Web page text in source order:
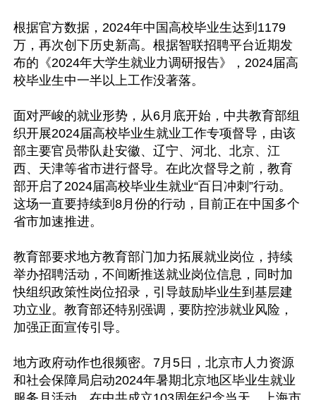
根据官方数据，2024年中国高校毕业生达到1179
万，再次创下历史新高。根据智联招聘平台近期发
布的《2024年大学生就业力调研报告》，2024届高
校毕业生中一半以上工作没著落。
面对严峻的就业形势，从6月底开始，中共教育部组
织开展2024届高校毕业生就业工作专项督导，由该
部主要官员带队赴安徽、辽宁、河北、北京、江
西、天津等省市进行督导。在此次督导之前，教育
部开启了2024届高校毕业生就业“百日冲刺”行动。
这场一直要持续到8月份的行动，目前正在中国多个
省市加速推进。
教育部要求地方教育部门加力拓展就业岗位，持续
举办招聘活动，不间断推送就业岗位信息，同时加
快组织政策性岗位招录，引导鼓励毕业生到基层建
功立业。教育部还特别强调，要防控涉就业风险，
加强正面宣传引导。
地方政府动作也很频密。7月5日，北京市人力资源
和社会保障局启动2024年暑期北京地区毕业生就业